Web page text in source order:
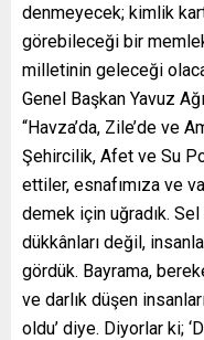
denmeyecek; kimlik
görebileceği bir
milletinin geleceği
Genel Başkan Yavuz
“Havza’da, Zile’de ve
Şehircilik, Afet ve Su
ettiler, esnafımıza ve
demek için uğradık. Sel
dükkânları değil,
gördük. Bayrama,
ve darlık düşen
oldu’ diye. Diyorlar ki;